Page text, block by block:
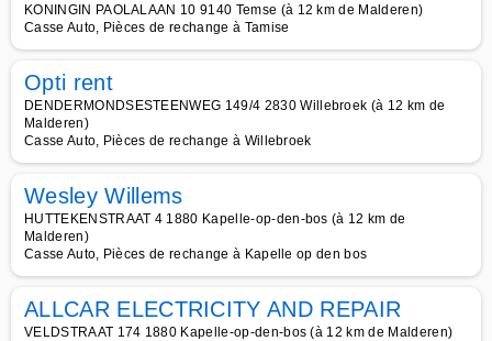
KONINGIN PAOLALAAN 10 9140 Temse (à 12 km de Malderen)
Casse Auto, Pièces de rechange à Tamise
Opti rent
DENDERMONDSESTEENWEG 149/4 2830 Willebroek (à 12 km de
Malderen)
Casse Auto, Pièces de rechange à Willebroek
Wesley Willems
HUTTEKENSTRAAT 4 1880 Kapelle-op-den-bos (à 12 km de
Malderen)
Casse Auto, Pièces de rechange à Kapelle op den bos
ALLCAR ELECTRICITY AND REPAIR
VELDSTRAAT 174 1880 Kapelle-op-den-bos (à 12 km de Malderen)